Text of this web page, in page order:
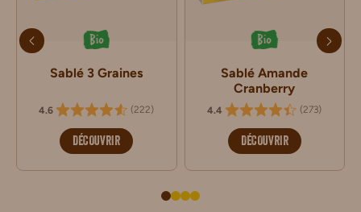
Bio
Sablé 3 Graines
4.6 (222)
DÉCOUVRIR
Bio
Sablé Amande
Cranberry
4.4 (273)
DÉCOUVRIR